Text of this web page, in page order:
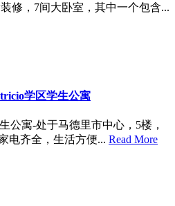
修，7间大卧室，其中一个包含...
学区学生公寓
公寓-处于马德里市中心，5楼，
电齐全，生活方便... Read More